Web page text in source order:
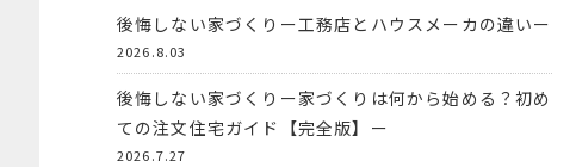
後悔しない家づくりー工務店とハウスメーカの違いー
2026.8.03
後悔しない家づくりー家づくりは何から始める？初め
ての注文住宅ガイド【完全版】ー
2026.7.27